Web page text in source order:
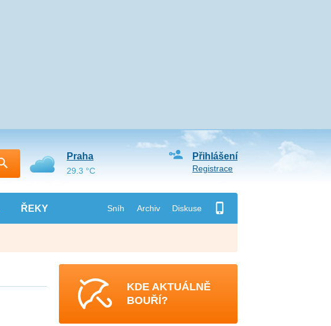
ŘEKY Sníh Archiv Diskuse
Přihlášení
Registrace
Praha
29.3 °C
KDE AKTUÁLNĚ
BOUŘÍ?